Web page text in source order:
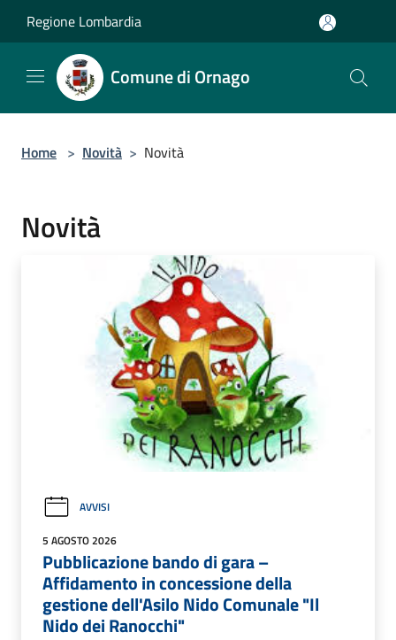
Regione Lombardia
Comune di Ornago
Home > Novità > Novità
Novità
AVVISI
5 AGOSTO 2026
Pubblicazione bando di gara –
Affidamento in concessione della
gestione dell'Asilo Nido Comunale "Il
Nido dei Ranocchi"